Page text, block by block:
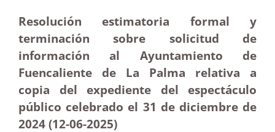
Resolución estimatoria formal y
terminación sobre solicitud de
información al Ayuntamiento de
Fuencaliente de La Palma relativa a
copia del expediente del espectáculo
público celebrado el 31 de diciembre de
2024 (12-06-2025)